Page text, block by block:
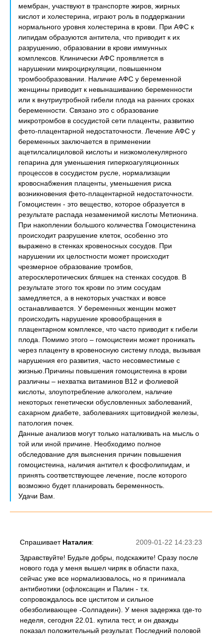
мембран, участвуют в транспорте жиров, жирных
кислот и холестерина, играют роль в поддержании
нормального уровня холестерина в крови. При АФС к
липидам образуются антитела, что приводит к их
разрушению, образовании в крови иммунных
комплексов. Клинически АФС проявляется в
нарушении микроциркуляции, повышенном
тромбообразовании. Наличие АФС у беременной
женщины приводит к невынашиванию беременности
или к внутриутробной гибели плода на ранних сроках
беременности. Связано это с образование
микротромбов в сосудистой сети плаценты, развитию
фето-плацентарной недостаточности. Лечение АФС у
беременных заключается в применении
ацетилсалициловой кислоты и низкомолекулярного
гепарина для уменьшения гиперкоагуляционных
процессов в сосудистом русле, нормализации
кровоснабжения плаценты, уменьшения риска
возникновения фето-плацентарной недостаточности.
Гомоцистеин - это вещество, которое образуется в
результате распада незаменимой кислоты Метионина.
При накоплении большого количества Гомоцистенина
происходит разрушение клеток, особенно это
выражено в стенках кровеносных сосудов. При
нарушении их целостности может происходит
чрезмерное образование тромбов,
атеросклеротических бляшек на стенках сосудов. В
результате этого ток крови по этим сосудам
замедляется, а в некоторых участках и вовсе
останавливается. У беременных женщин может
происходить нарушение кровообращения в
плацентарном комплексе, что часто приводит к гибели
плода. Помимо этого – гомоцистеин может проникать
через плаценту в кровеносную систему плода, вызывая
нарушения его развития, часто несовместимые с
жизнью.Причины повышения гомоцистеина в крови
различны – нехватка витаминов В12 и фолиевой
кислоты, злоупотребление алкоголем, наличие
некоторых генетически обусловленных заболеваний,
сахарном диабете, заболеваниях щитовидной железы,
патология почек.
Данные анализов могут только наталкивать на мысль о
той или иной причине. Необходимо полное
обследование для выяснения причин повышения
гомоцистеина, наличия антител к фосфолипидам, и
принять соответствующее лечение, после которого
возможно будет планировать беременность.
Удачи Вам.
2009-01-22 14:23:23
Спрашивает Наталия:
Здравствуйте! Будьте добры, подскажите! Сразу после
нового года у меня вышел чиряк в области паха,
сейчас уже все нормализовалось, но я принимала
антибиотики (офлоксацин и Палин - т.к.
сопровождалось все циститом и сильное
обезболивающее -Солпадеин). У меня задержка где-то
неделя, сегодня 22.01. купила тест, и он дважды
показал положительный результат. Последний половой